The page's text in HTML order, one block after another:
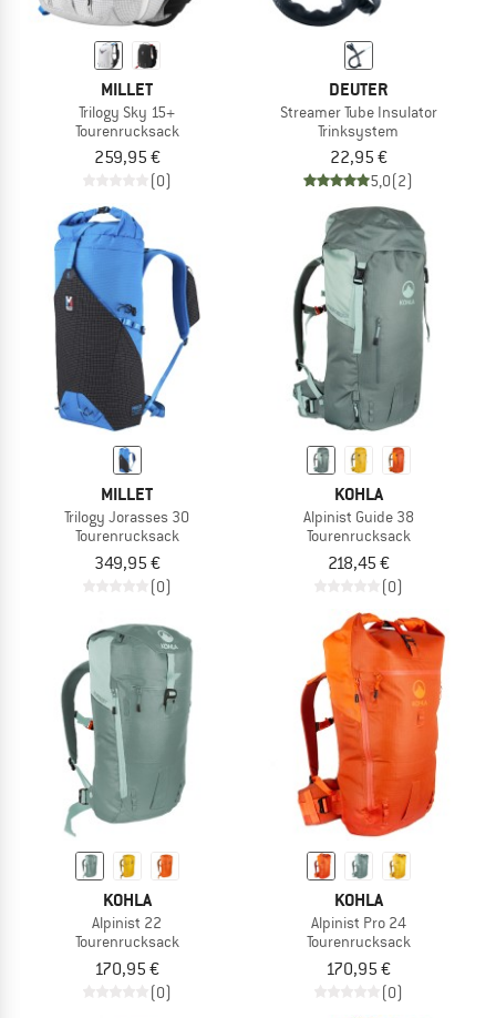
MILLET
Trilogy Sky 15+
Tourenrucksack
259,95 €
(0)
DEUTER
Streamer Tube Insulator
Trinksystem
22,95 €
5,0(2)
MILLET
Trilogy Jorasses 30
Tourenrucksack
349,95 €
(0)
KOHLA
Alpinist Guide 38
Tourenrucksack
218,45 €
(0)
KOHLA
Alpinist 22
Tourenrucksack
170,95 €
(0)
KOHLA
Alpinist Pro 24
Tourenrucksack
170,95 €
(0)